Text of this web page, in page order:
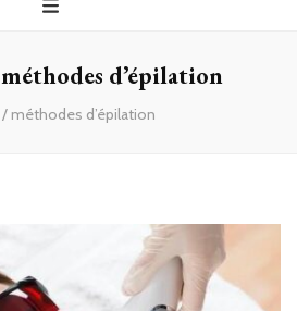
méthodes d’épilation
/ méthodes d’épilation